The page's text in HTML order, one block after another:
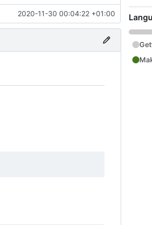
2020-11-30 00:04:22 +01:00